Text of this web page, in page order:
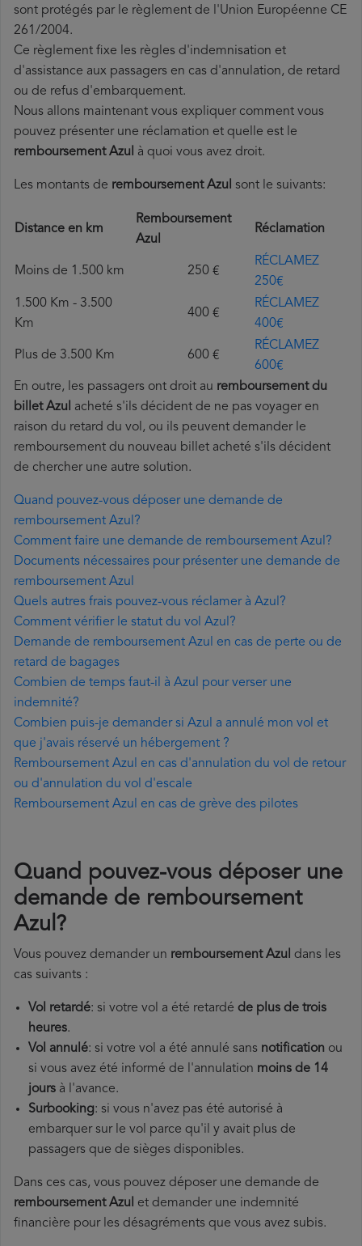
sont protégés par le règlement de l'Union Européenne CE
261/2004.
Ce règlement fixe les règles d'indemnisation et
d'assistance aux passagers en cas d'annulation, de retard
ou de refus d'embarquement.
Nous allons maintenant vous expliquer comment vous
pouvez présenter une réclamation et quelle est le
remboursement Azul à quoi vous avez droit.
Les montants de remboursement Azul sont le suivants:
Distance en km
Remboursement
Azul
Réclamation
Moins de 1.500 km 250 €
RÉCLAMEZ
250€
1.500 Km - 3.500
Km
400 €
RÉCLAMEZ
400€
Plus de 3.500 Km 600 €
RÉCLAMEZ
600€
En outre, les passagers ont droit au remboursement du
billet Azul acheté s'ils décident de ne pas voyager en
raison du retard du vol, ou ils peuvent demander le
remboursement du nouveau billet acheté s'ils décident
de chercher une autre solution.
Quand pouvez-vous déposer une demande de
remboursement Azul?
Comment faire une demande de remboursement Azul?
Documents nécessaires pour présenter une demande de
remboursement Azul
Quels autres frais pouvez-vous réclamer à Azul?
Comment vérifier le statut du vol Azul?
Demande de remboursement Azul en cas de perte ou de
retard de bagages
Combien de temps faut-il à Azul pour verser une
indemnité?
Combien puis-je demander si Azul a annulé mon vol et
que j'avais réservé un hébergement ?
Remboursement Azul en cas d'annulation du vol de retour
ou d'annulation du vol d'escale
Remboursement Azul en cas de grève des pilotes
Quand pouvez-vous déposer une
demande de remboursement
Azul?
Vous pouvez demander un remboursement Azul dans les
cas suivants :
Vol retardé: si votre vol a été retardé de plus de trois
heures.
Vol annulé: si votre vol a été annulé sans notification ou
si vous avez été informé de l'annulation moins de 14
jours à l'avance.
Surbooking: si vous n'avez pas été autorisé à
embarquer sur le vol parce qu'il y avait plus de
passagers que de sièges disponibles.
Dans ces cas, vous pouvez déposer une demande de
remboursement Azul et demander une indemnité
financière pour les désagréments que vous avez subis.